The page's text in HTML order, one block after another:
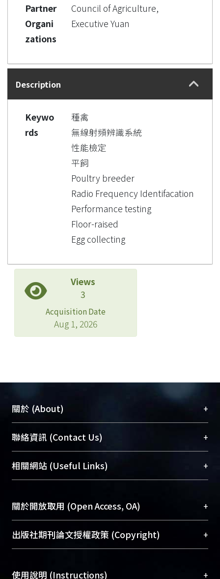
Partner
Organi
zations
Council of Agriculture,
Executive Yuan
Description
Keywo
rds
種禽
無線射頻辨識系統
性能檢定
平飼
Poultry breeder
Radio Frequency Identifacation
Performance testing
Floor-raised
Egg collecting
Views
3
Acquisition Date
Aug 1, 2026
關於 (About) +
臺大位居世界頂尖大學之列，為永久珍藏及向國際
展現本校豐碩的研究成果及學術能量，圖書館整合
機構典藏（NTUR）與學術庫（AH）不同功能平
台，成為臺大學術典藏NTU scholars。期能整合研
成果。
To permanently archive and promote researcher
profiles and scholarly works, Library integrates the
services of “NTU Repository” with “Academic
聯絡資訊 (Contact Us) +
總館學科館員(Main Library)
醫學圖書館學科館員(Medical Library)
Sciences Library)
相關網站 (Useful Links) +
關於開放取用 (Open Access, OA) +
開放取用是從使用者角度提升資訊取用性的社會運
動，應用在學術研究上是透過將研究著作公開供使
用逐年攀升。同時可加速研究發展、提升研究影響
出版社期刊論文授權政策 (Copyright) +
含部分內容的版權非匯入者所有，或由第三方贊
使用說明 (Instructions) +